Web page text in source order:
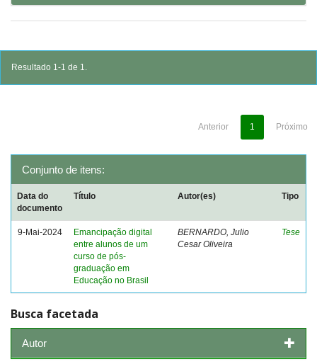
Resultado 1-1 de 1.
Anterior 1 Próximo
Conjunto de itens:
Data do
documento
Título Autor(es) Tipo
9-Mai-2024
Emancipação digital
entre alunos de um
curso de pós-
graduação em
Educação no Brasil
BERNARDO, Julio
Cesar Oliveira
Tese
Busca facetada
Autor